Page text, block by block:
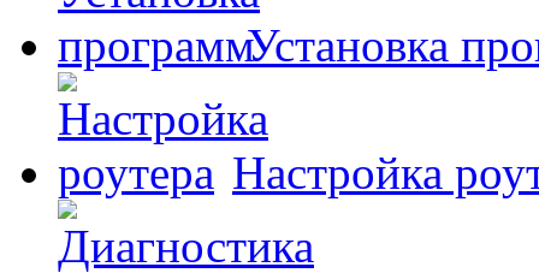
Установка
Настройка